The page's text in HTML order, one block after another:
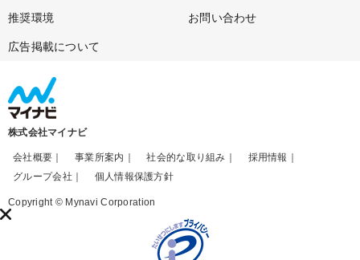
推奨環境 お問い合わせ
広告掲載について
株式会社マイナビ
会社概要 事業所案内 社会的な取り組み
採用情報
グループ会社
個人情報保護方針
Copyright © Mynavi Corporation